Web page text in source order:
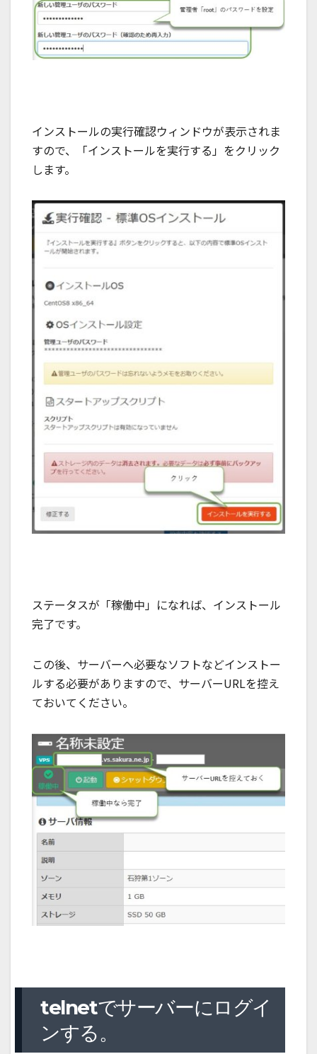
インストールの実行確認ウィンドウが表示されま
すので、「インストールを実行する」をクリック
します。
ステータスが「稼働中」になれば、インストール
完了です。
この後、サーバーへ必要なソフトなどインストー
ルする必要がありますので、サーバーURLを控え
ておいてください。
telnetでサーバーにログイ
ンする。